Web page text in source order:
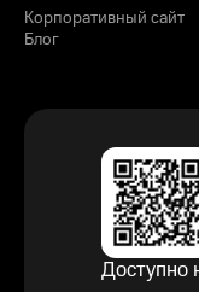
Корпоративный сайт
Блог
Доступно